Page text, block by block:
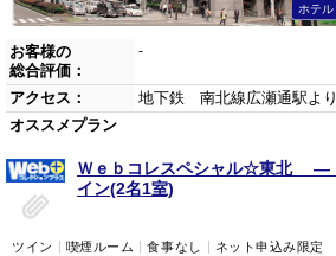
ホテル
お客様の
総合評価：
-
アクセス：
地下鉄 南北線広瀬通駅よ
オススメプラン
Ｗｅｂコレスペシャル☆東北 ―
イン(2名1室)
ツイン 喫煙ルーム 食事なし ネット申込み限定